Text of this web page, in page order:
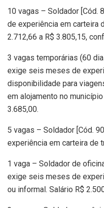
10 vagas – Soldador
de experiência em carteira
2.712,66 a R$ 3.805,15,
3 vagas temporárias (60
exige seis meses de
disponibilidade para
em alojamento no
3.685,00.
5 vagas – Soldador [Cód.
experiência em carteira de
1 vaga – Soldador de
exige seis meses de
ou informal. Salário R$